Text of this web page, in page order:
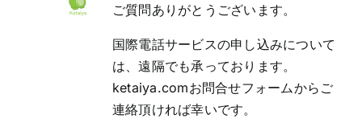
ご質問ありがとうございます。
国際電話サービスの申し込みについて
は、遠隔でも承っております。
ketaiya.comお問合せフォームからご
連絡頂ければ幸いです。